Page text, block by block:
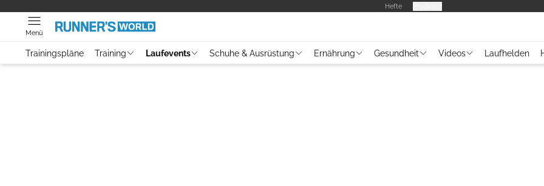
Hefte
Menü
Trainingspläne Training Laufevents Schuhe & Ausrüstung Ernährung Gesundheit Videos Laufhelden